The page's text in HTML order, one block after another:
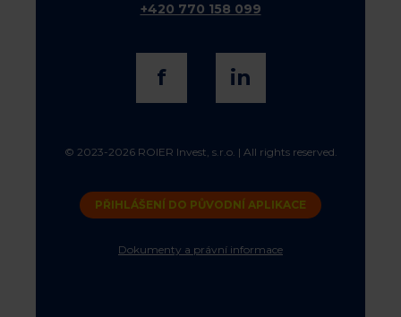
+420 770 158 099
f in
© 2023-2026 ROIER Invest, s.r.o. | All rights reserved.
PŘIHLÁŠENÍ DO PŮVODNÍ APLIKACE
Dokumenty a právní informace